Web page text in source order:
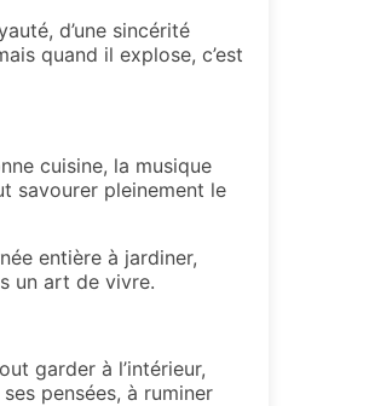
d’une sincérité
quand il explose, c’est
cuisine, la musique
savourer pleinement le
entière à jardiner,
un art de vivre.
garder à l’intérieur,
pensées, à ruminer